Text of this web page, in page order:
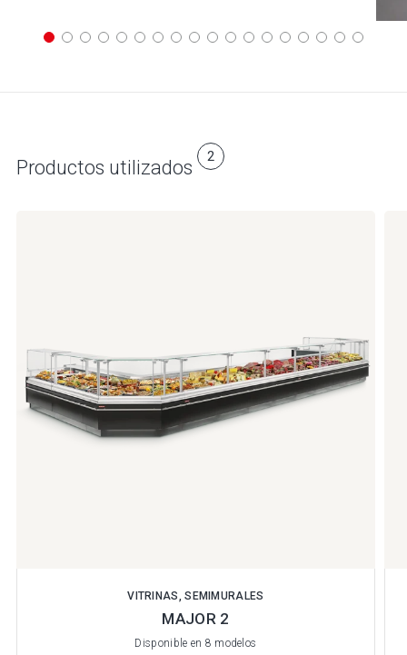
Productos utilizados 2
VITRINAS, SEMIMURALES
MAJOR 2
Disponible en 8 modelos